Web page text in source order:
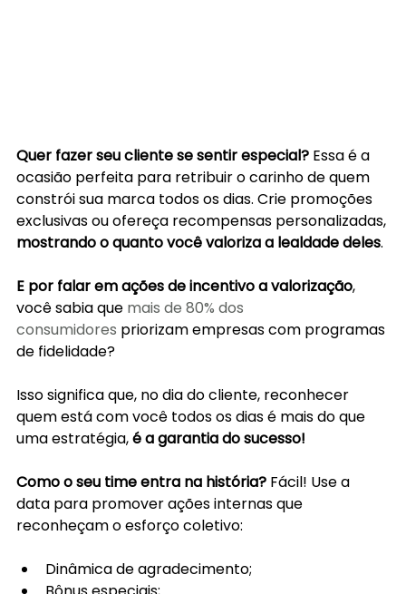
Quer fazer seu cliente se sentir especial? Essa é a
ocasião perfeita para retribuir o carinho de quem
constrói sua marca todos os dias. Crie promoções
exclusivas ou ofereça recompensas personalizadas,
mostrando o quanto você valoriza a lealdade deles.
E por falar em ações de incentivo a valorização,
você sabia que mais de 80% dos
consumidores priorizam empresas com programas
de fidelidade?
Isso significa que, no dia do cliente, reconhecer
quem está com você todos os dias é mais do que
uma estratégia, é a garantia do sucesso!
Como o seu time entra na história? Fácil! Use a
data para promover ações internas que
reconheçam o esforço coletivo:
Dinâmica de agradecimento;